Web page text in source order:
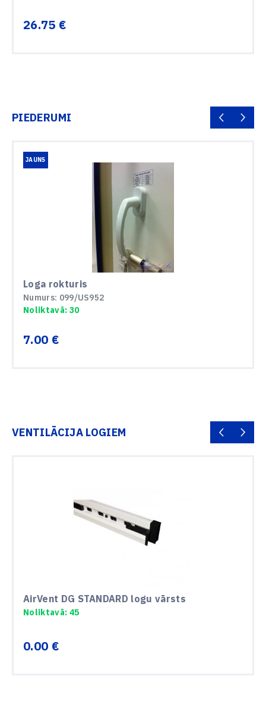
26.75 €
PIEDERUMI
JAUNS
Loga rokturis
Numurs: 099/US952
Noliktavā: 30
7.00 €
VENTILĀCIJA LOGIEM
AirVent DG STANDARD logu vārsts
Noliktavā: 45
0.00 €